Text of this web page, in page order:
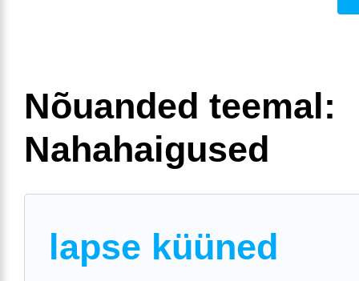
Nõuanded teemal:
Nahahaigused
lapse küüned